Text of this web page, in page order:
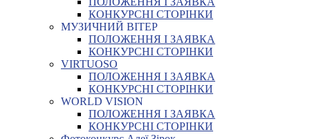
КОНКУРСНІ СТОРІНКИ
МУЗИЧНИЙ ВІТЕР
ПОЛОЖЕННЯ І ЗАЯВКА
КОНКУРСНІ СТОРІНКИ
VIRTUOSO
ПОЛОЖЕННЯ І ЗАЯВКА
КОНКУРСНІ СТОРІНКИ
WORLD VISION
ПОЛОЖЕННЯ І ЗАЯВКА
КОНКУРСНІ СТОРІНКИ